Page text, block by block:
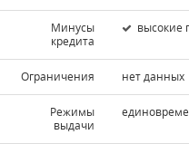
Минусы
кредита
высокие
Ограничения нет данных
Режимы
выдачи